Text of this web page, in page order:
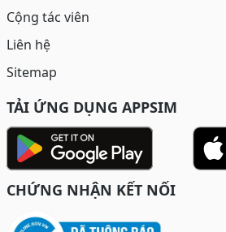
Cộng tác viên
Liên hệ
Sitemap
TẢI ỨNG DỤNG APPSIM
CHỨNG NHẬN KẾT NỐI